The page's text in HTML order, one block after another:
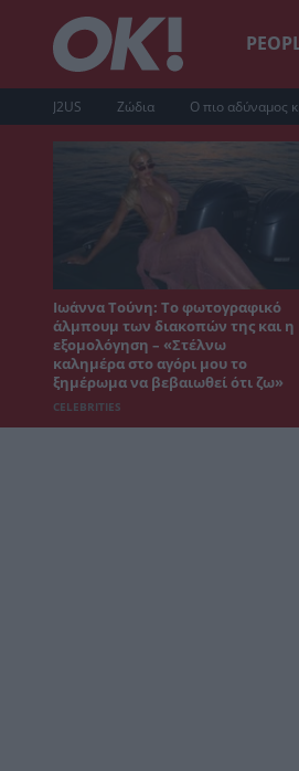
J2US Ζώδια Ο πιο αδύναμος
Ιωάννα Τούνη: Το φωτογραφικό
άλμπουμ των διακοπών της και η
εξομολόγηση – «Στέλνω
καλημέρα στο αγόρι μου το
ξημέρωμα να βεβαιωθεί ότι ζω»
CELEBRITIES